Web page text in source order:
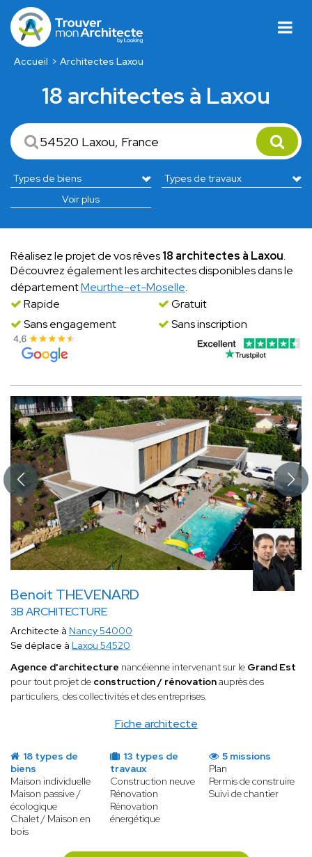
Accueil Architectes Laxou
18 architectes à Laxou
Voir plus
Réalisez le projet de vos rêves18 architectes à Laxou.
Découvrez également les architectes disponibles dans le
départementMeurthe-et-Moselle.
Rapide
Gratuit
Sans engagement
Sans inscription
Benoit THEVENARD
3B ARCHITECTURE
Fiche architecte
Architecte à Nancy 54000
Se déplace à Laxou 54520
Agence d'architecture nancéienne intervenant sur le Grand Est
pour tout projet de construction / rénovationauprès des
particuliers, des collectivités et des entreprises.
18 types de
biens
Maison individuelle
Maison passive /
écologique
Chalet / Maison en
bois
13 types de
travaux
Construction neuve
Rénovation
Rénovation
énergétique
5 missions
Plan
Permis de construire
Suivi de chantier